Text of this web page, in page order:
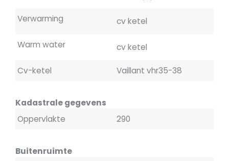
Verwarming cv ketel
Warm water cv ketel
Cv-ketel Vaillant vhr35-38
Kadastrale gegevens
Oppervlakte
290
Buitenruimte